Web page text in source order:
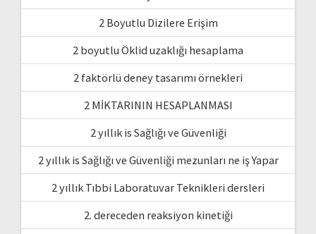
2 Boyutlu Dizilere Erişim
2 boyutlu Öklid uzaklığı hesaplama
2 faktörlü deney tasarımı örnekleri
2 MİKTARININ HESAPLANMASI
2 yıllık is Sağlığı ve Güvenliği
2 yıllık is Sağlığı ve Güvenliği mezunları ne iş Yapar
2 yıllık Tıbbi Laboratuvar Teknikleri dersleri
2. dereceden reaksiyon kinetiği